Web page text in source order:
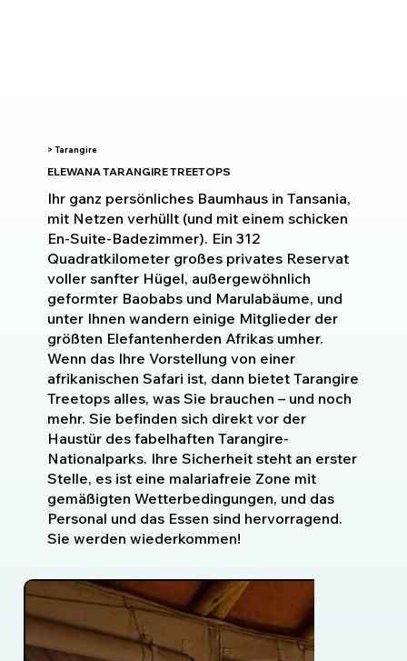
> Tarangire
ELEWANA TARANGIRE TREETOPS
Ihr ganz persönliches Baumhaus in Tansania,
mit Netzen verhüllt (und mit einem schicken
En-Suite-Badezimmer). Ein 312
Quadratkilometer großes privates Reservat
voller sanfter Hügel, außergewöhnlich
geformter Baobabs und Marulabäume, und
unter Ihnen wandern einige Mitglieder der
größten Elefantenherden Afrikas umher.
Wenn das Ihre Vorstellung von einer
afrikanischen Safari ist, dann bietet Tarangire
Treetops alles, was Sie brauchen – und noch
mehr. Sie befinden sich direkt vor der
Haustür des fabelhaften Tarangire-
Nationalparks. Ihre Sicherheit steht an erster
Stelle, es ist eine malariafreie Zone mit
gemäßigten Wetterbedingungen, und das
Personal und das Essen sind hervorragend.
Sie werden wiederkommen!